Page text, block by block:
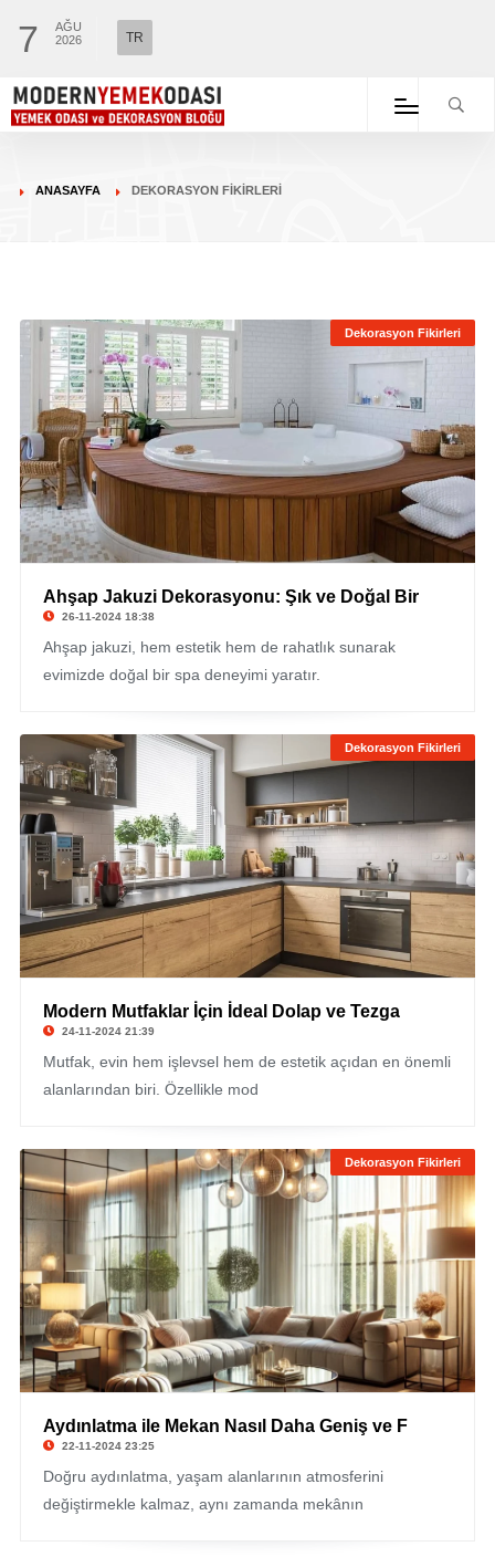
7
AĞU
2026
TR
ANASAYFA DEKORASYON FIKIRLERI
Dekorasyon Fikirleri
Ahşap Jakuzi Dekorasyonu: Şık ve Doğal Bir
26-11-2024 18:38
Ahşap jakuzi, hem estetik hem de rahatlık sunarak
evimizde doğal bir spa deneyimi yaratır.
Dekorasyon Fikirleri
Modern Mutfaklar İçin İdeal Dolap ve Tezga
24-11-2024 21:39
Mutfak, evin hem işlevsel hem de estetik açıdan en önemli
alanlarından biri. Özellikle mod
Dekorasyon Fikirleri
Aydınlatma ile Mekan Nasıl Daha Geniş ve F
22-11-2024 23:25
Doğru aydınlatma, yaşam alanlarının atmosferini
değiştirmekle kalmaz, aynı zamanda mekânın